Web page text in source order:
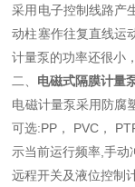
采用电子控制线路产
动柱塞作往复直线运
计量泵的功率还很小
二、 电磁式隔膜计量
电磁计量泵采用防腐
可选:PP， PVC，
示当前运行频率,手动
远程开关及液位控制